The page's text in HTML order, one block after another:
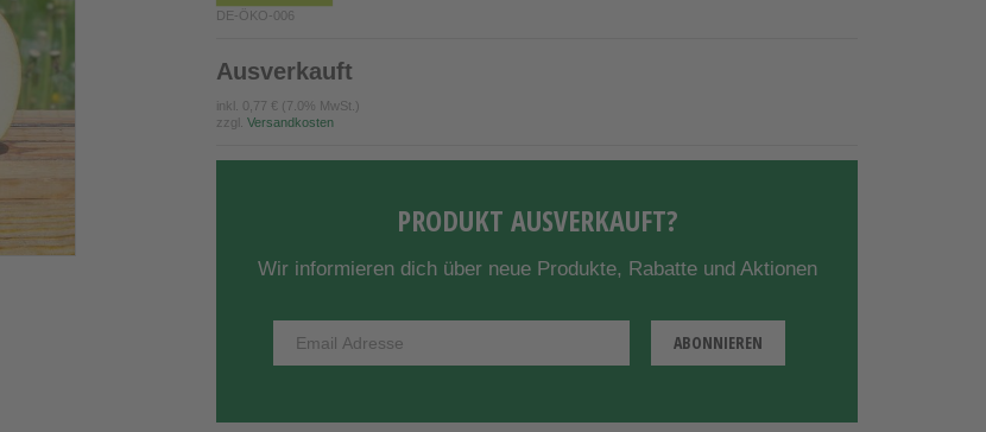
DE-ÖKO-006
Ausverkauft
inkl. 0,77 € (7.0% MwSt.)
zzgl. Versandkosten
PRODUKT AUSVERKAUFT?
Wir informieren dich über neue Produkte, Rabatte und Aktionen